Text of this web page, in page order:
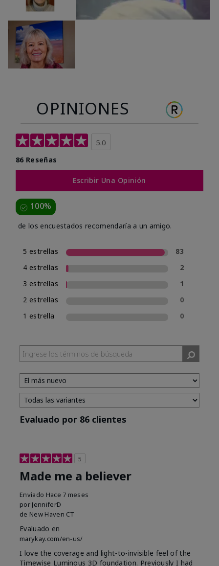
OPINIONES
5.0
86 Reseñas
Escribir Una Opinión
100%
de los encuestados recomendaría a un amigo.
5 estrellas
83
4 estrellas
2
3 estrellas
1
2 estrellas
0
1 estrella
0
Evaluado por 86 clientes
5
Made me a believer
Enviado Hace 7 meses
por JenniferD
de New Haven CT
Evaluado en
marykay.com/en-us/
I love the coverage and light-to-invisible feel of the
Timewise Luminous 3D foundation. Previously I had